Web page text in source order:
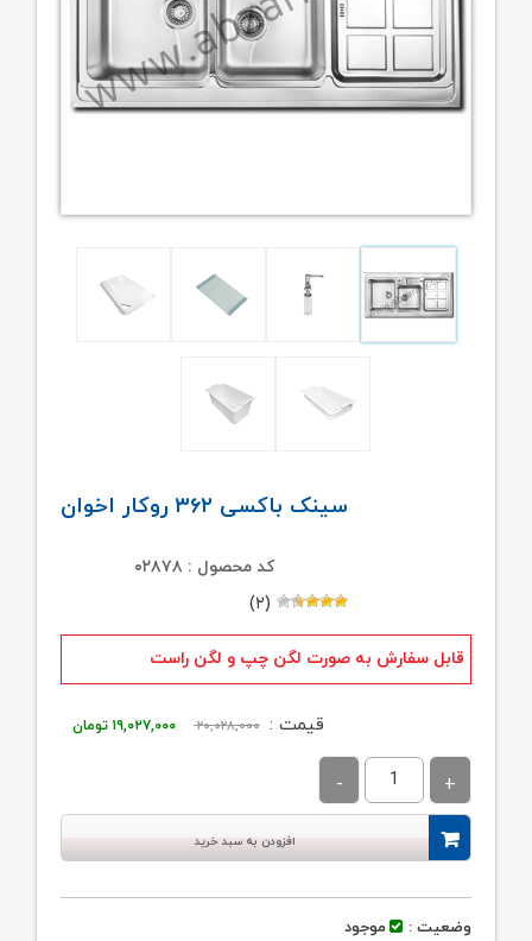
سینک باکسی ۳۶۲ روکار اخوان
کد محصول : ۰۲۸۷۸
(۲)
قابل سفارش به صورت لگن چپ و لگن راست
قیمت : ۲۰,۰۲۸,۰۰۰
قیمت
۱۹,۰۲۷,۰۰۰ تومان
افزودن به سبد خرید
وضعیت :
موجود